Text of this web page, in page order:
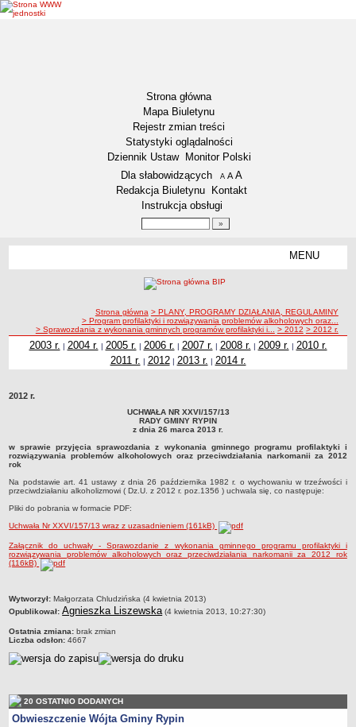
Strona główna
Mapa Biuletynu
Rejestr zmian treści
Statystyki oglądalności
Dziennik Ustaw
Monitor Polski
Menu dodatkowe
Dla słabowidzących A pomniejsz czcionkę
A standardowy rozmiar czcionki
A
Redakcja Biuletynu
Kontakt
Instrukcja obsługi
MENU
Lokalizacja
Insygnia gminy
Dane statystyczne
Zadania publiczne
Związki i stowarzyszenia
Realizacja zadań publicznych
Rejestr zbiorów danych osobowych
RODO Klauzule informacyjne
AKTUALNOŚCI I OGŁOSZENIA
URZĄD GMINY
Dane teleadresowe
Tabela informacyjna
Nr konta bankowego, NIP, REGON
Pracownicy urzędu - urząd gminy
Pracownicy urzędu - baza magazynowo - warsztatowa
Regulamin organizacyjny
Regulamin naboru na wolne stanowiska urzędnicze
ścieżka nawigacji
Strona główna > PLANY, PROGRAMY DZIAŁANIA, REGULAMINY
> Program profilaktyki i rozwiązywania problemów alkoholowych oraz...
> Sprawozdania z wykonania gminnych programów profilaktyki i...
> 2012 > 2012 r.
2003 r. | 2004 r. | 2005 r. | 2006 r. | 2007 r. | 2008 r. | 2009 r. | 2010 r.
2011 r. | 2012| 2013 r. | 2014 r.
2012 r.
UCHWAŁA NR XXVI/157/13
RADY GMINY RYPIN
z dnia 26 marca 2013 r.
w sprawie przyjęcia sprawozdania z wykonania gminnego programu profilaktyki i
rozwiązywania problemów alkoholowych oraz przeciwdziałania narkomanii za 2012
rok
Na podstawie art. 41 ustawy z dnia 26 października 1982 r. o wychowaniu w trzeźwości i
przeciwdziałaniu alkoholizmowi ( Dz.U. z 2012 r. poz.1356 ) uchwala się, co następuje:
Pliki do pobrania w formacie PDF:
Uchwała Nr XXVI/157/13 wraz z uzasadnieniem (161kB)
Załącznik do uchwały - Sprawozdanie z wykonania gminnego programu profilaktyki i
rozwiązywania problemów alkoholowych oraz przeciwdziałania narkomanii za 2012 rok
(116kB)
metryczka
Wytworzył: Małgorzata Chludzińska (4 kwietnia 2013)
Opublikował: Agnieszka Liszewska(4 kwietnia 2013, 10:27:30)
Ostatnia zmiana: brak zmian
Liczba odsłon: 4667
20 OSTATNIO DODANYCH
Obwieszczenie Wójta Gminy Rypin